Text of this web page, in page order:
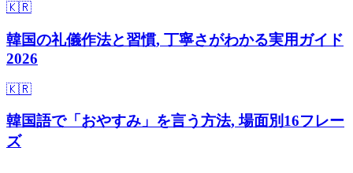
🇰🇷
韓国の礼儀作法と習慣, 丁寧さがわかる実用ガイド
2026
🇰🇷
韓国語で「おやすみ」を言う方法, 場面別16フレー
ズ